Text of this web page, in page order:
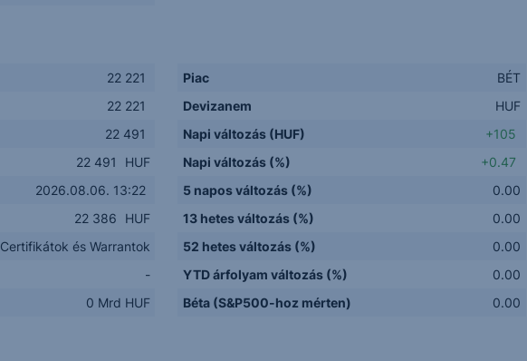
22 221
22 221
22 491
22 491
HUF
2026.08.06. 13:22
22 386
HUF
Certifikátok és Warrantok
-
0 Mrd HUF
Piac
BÉT
Devizanem
HUF
Napi változás (HUF)
+105
Napi változás (%)
+0.47
5 napos változás (%)
0.00
13 hetes változás (%)
0.00
52 hetes változás (%)
0.00
YTD árfolyam változás (%)
0.00
Béta (S&P500-hoz mérten)
0.00